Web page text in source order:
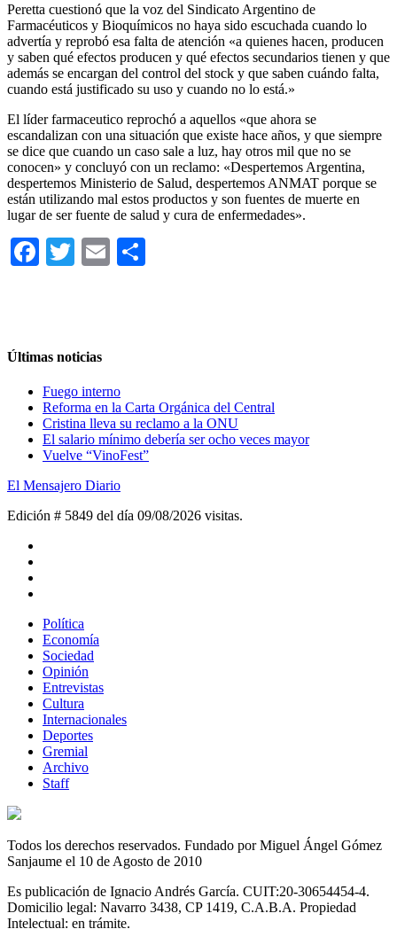
Peretta cuestionó que la voz del Sindicato Argentino de
Farmacéuticos y Bioquímicos no haya sido escuchada cuando lo
advertía y reprobó esa falta de atención «a quienes hacen, producen
y saben qué efectos producen y qué efectos secundarios tienen y que
además se encargan del control del stock y que saben cuándo falta,
cuando está justificado su uso y cuando no lo está.»
El líder farmaceutico reprochó a aquellos «que ahora se
escandalizan con una situación que existe hace años, y que siempre
se dice que cuando un caso sale a luz, hay otros mil que no se
conocen» y concluyó con un reclamo: «Despertemos Argentina,
despertemos Ministerio de Salud, despertemos ANMAT porque se
están utilizando mal estos productos y son fuentes de muerte en
lugar de ser fuente de salud y cura de enfermedades».
Facebook
TwitterEmail
Últimas noticias
Fuego interno
Reforma en la Carta Orgánica del Central
Cristina lleva su reclamo a la ONU
El salario mínimo debería ser ocho veces mayor
Vuelve “VinoFest”
El Mensajero Diario
Edición # 5849 del día 09/08/2026 visitas.
Política
Economía
Sociedad
Opinión
Entrevistas
Cultura
Internacionales
Deportes
Gremial
Archivo
Staff
Todos los derechos reservados. Fundado por Miguel Ángel Gómez
Sanjaume el 10 de Agosto de 2010
Es publicación de Ignacio Andrés García. CUIT:20-30654454-4.
Domicilio legal: Navarro 3438, CP 1419, C.A.B.A. Propiedad
Intelectual: en trámite.